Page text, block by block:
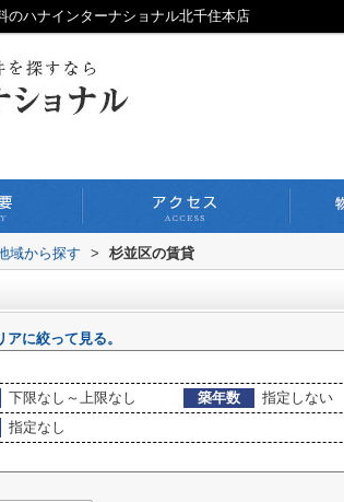
のハナインターナショナル北千住本店
域から探す > 杉並区の賃貸
に絞って見る。
下限なし～上限なし 築年数
指定しない
指定なし